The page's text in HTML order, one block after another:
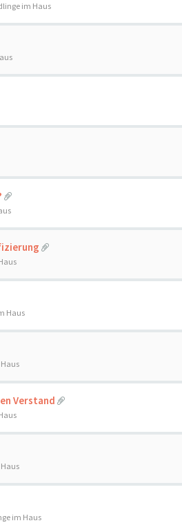
im Haus
Haus
Verstand
im Haus